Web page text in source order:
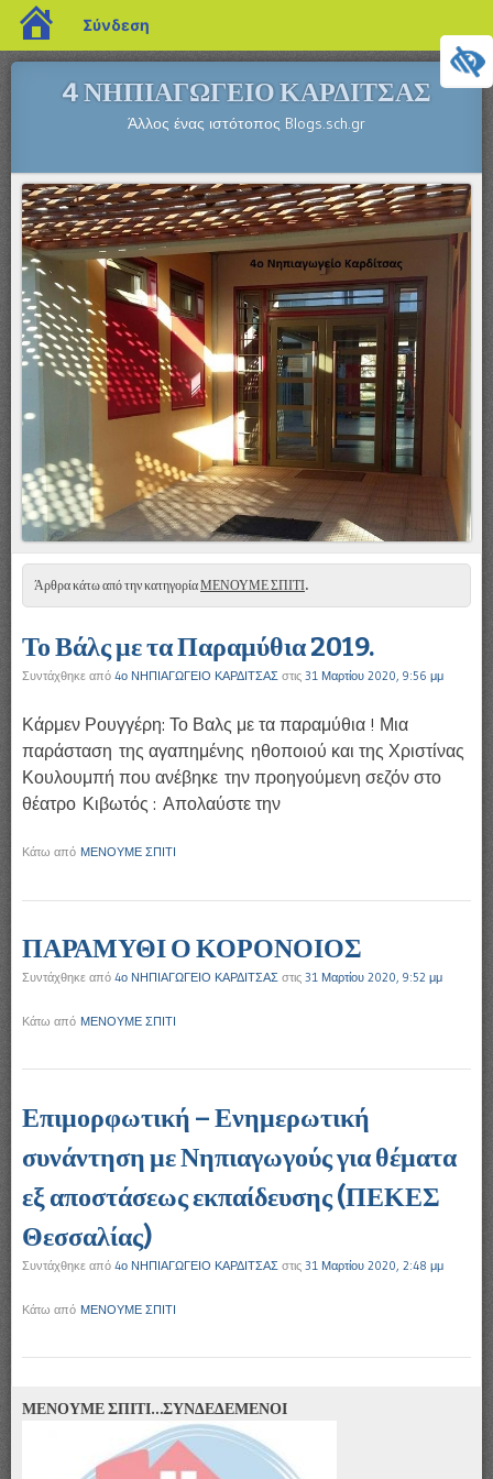
4 ΝΗΠΙΑΓΩΓΕΙΟ ΚΑΡΔΙΤΣΑΣ
Άλλος ένας ιστότοπος Blogs.sch.gr
Μενού
ΜΕΤΆΒΑΣΗ ΣΕ ΠΕΡΙΕΧΌΜΕΝΟ
Άρθρα κάτω από την κατηγορίαΜΕΝΟΥΜΕ ΣΠΙΤΙ.
Το Βάλς με τα Παραμύθια 2019.
Συντάχθηκε από 4ο ΝΗΠΙΑΓΩΓΕΙΟ ΚΑΡΔΙΤΣΑΣ στις 31 Μαρτίου 2020, 9:56 μμ
Κάρμεν Ρουγγέρη: Το Βαλς με τα παραμύθια ! Μια
παράσταση της αγαπημένης ηθοποιού και της Χριστίνας
Κουλουμπή που ανέβηκε την προηγούμενη σεζόν στο
θέατρο Κιβωτός : Απολαύστε την
Κάτω από ΜΕΝΟΥΜΕ ΣΠΙΤΙ
ΠΑΡΑΜΥΘΙ Ο ΚΟΡΟΝΟΙΟΣ
Συντάχθηκε από 4ο ΝΗΠΙΑΓΩΓΕΙΟ ΚΑΡΔΙΤΣΑΣ στις 31 Μαρτίου 2020, 9:52 μμ
Κάτω από ΜΕΝΟΥΜΕ ΣΠΙΤΙ
Επιμορφωτική – Ενημερωτική
συνάντηση με Νηπιαγωγούς για θέματα
εξ αποστάσεως εκπαίδευσης (ΠΕΚΕΣ
Θεσσαλίας)
Συντάχθηκε από 4ο ΝΗΠΙΑΓΩΓΕΙΟ ΚΑΡΔΙΤΣΑΣ στις 31 Μαρτίου 2020, 2:48 μμ
Κάτω από ΜΕΝΟΥΜΕ ΣΠΙΤΙ
ΜΕΝΟΥΜΕ ΣΠΙΤΙ…ΣΥΝΔΕΔΕΜΕΝΟΙ
blogs.sch.gr
Σύνδεση